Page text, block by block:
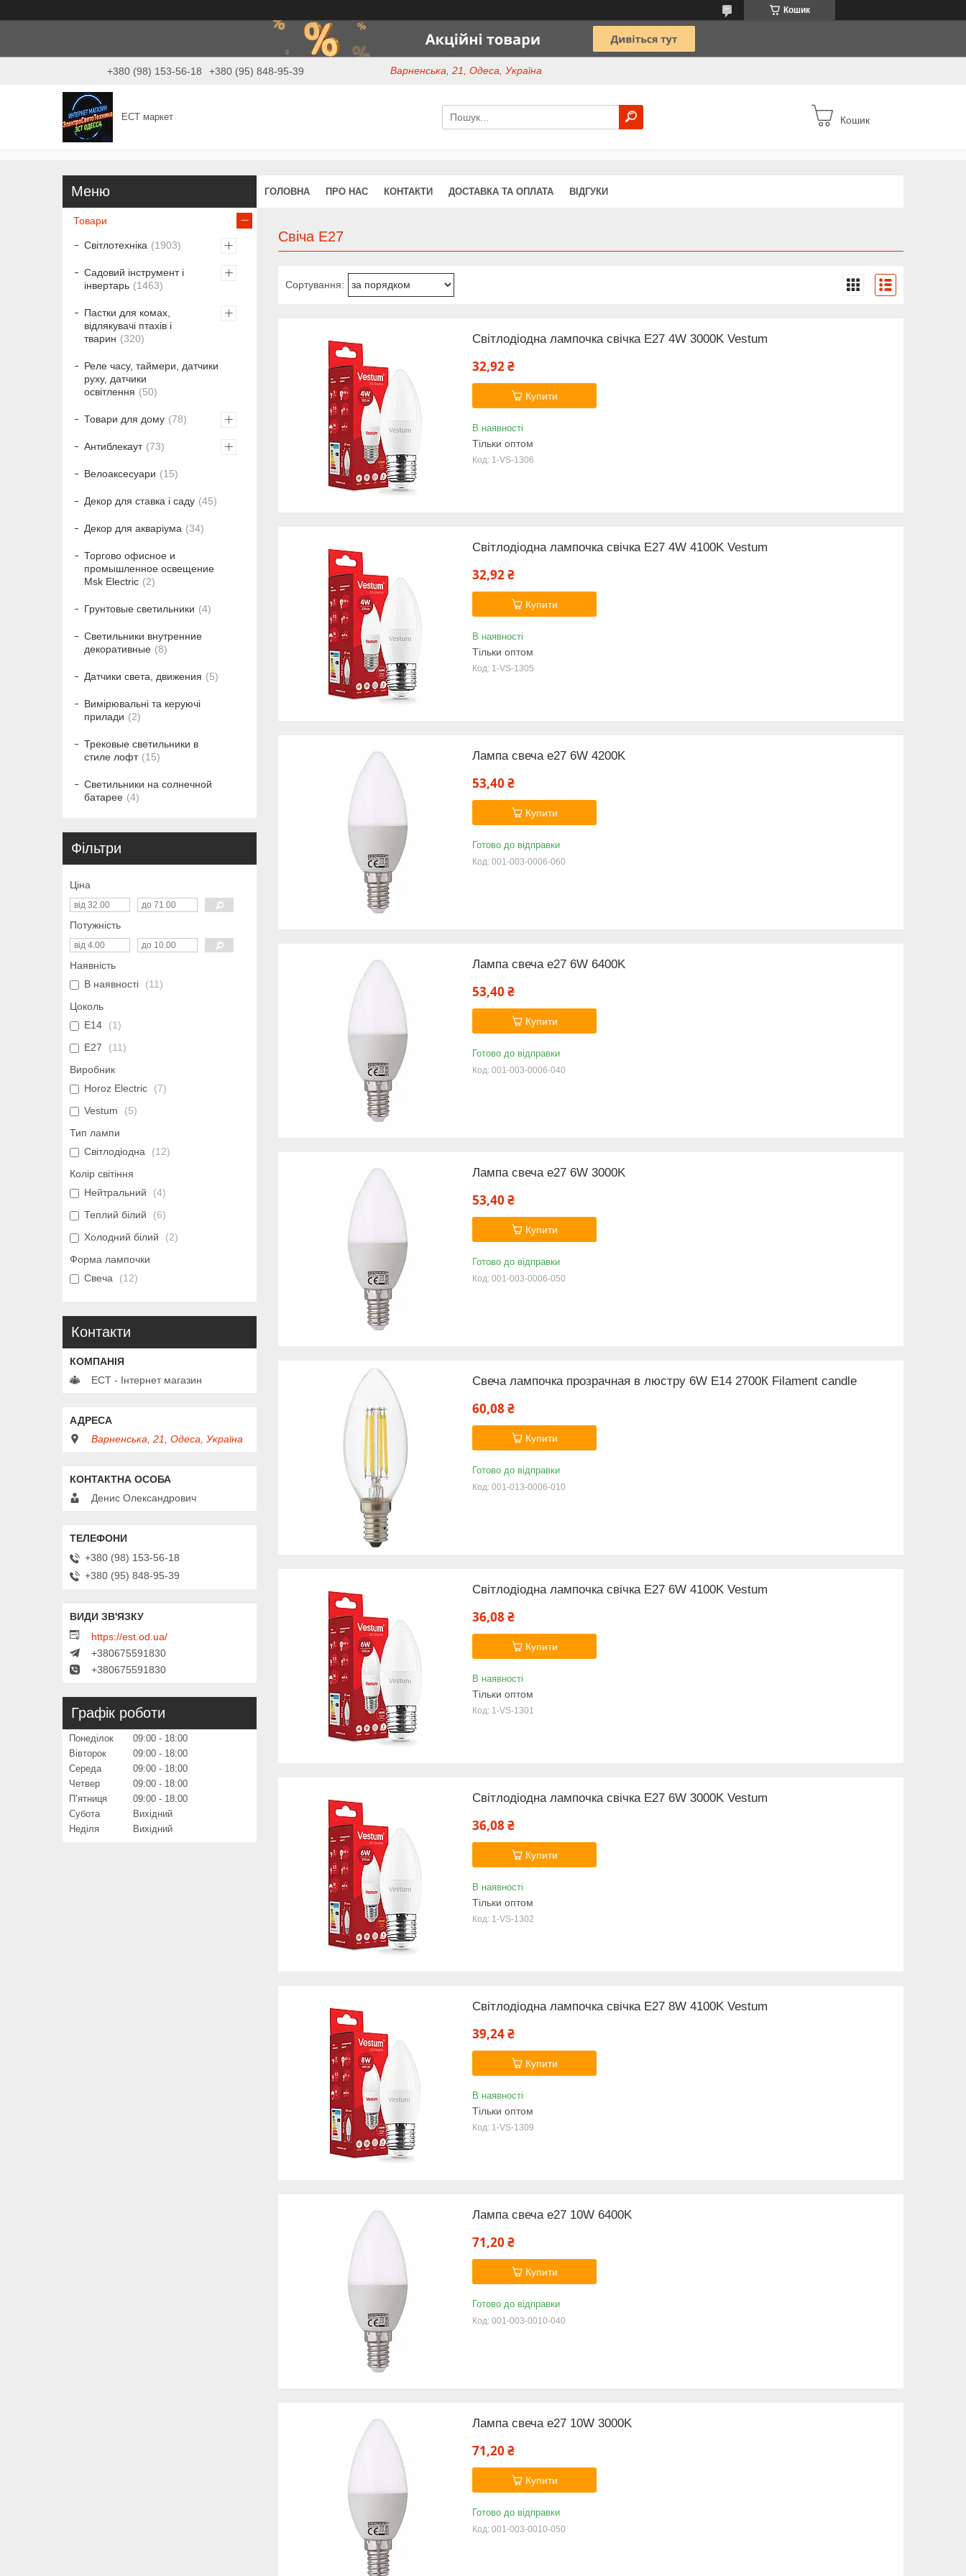
Кошик
+380 (98) 153-56-18 +380 (95) 848-95-39 Варненська, 21, Одеса, Україна
ЕСТ маркет Кошик
ГОЛОВНА ПРО НАС КОНТАКТИ ДОСТАВКА ТА ОПЛАТА ВІДГУКИ
Свіча Е27
Світлодіодна лампочка свічка E27 4W 3000K Vestum
32,92 ₴
Купити
В наявності
Тільки оптом
1-VS-1306
Світлодіодна лампочка свічка E27 4W 4100K Vestum
32,92 ₴
Купити
В наявності
Тільки оптом
1-VS-1305
Лампа свеча е27 6W 4200K
53,40 ₴
Купити
Готово до відправки
001-003-0006-060
Лампа свеча е27 6W 6400K
53,40 ₴
Купити
Готово до відправки
001-003-0006-040
Лампа свеча е27 6W 3000K
53,40 ₴
Купити
Готово до відправки
001-003-0006-050
Свеча лампочка прозрачная в люстру 6W Е14 2700К Filament candle
60,08 ₴
Купити
Готово до відправки
001-013-0006-010
Світлодіодна лампочка свічка E27 6W 4100K Vestum
36,08 ₴
Купити
В наявності
Тільки оптом
1-VS-1301
Світлодіодна лампочка свічка E27 6W 3000K Vestum
36,08 ₴
Купити
В наявності
Тільки оптом
1-VS-1302
Світлодіодна лампочка свічка E27 8W 4100K Vestum
39,24 ₴
Купити
В наявності
Тільки оптом
1-VS-1309
Лампа свеча е27 10W 6400K
71,20 ₴
Купити
Готово до відправки
001-003-0010-040
Лампа свеча е27 10W 3000K
71,20 ₴
Купити
Готово до відправки
001-003-0010-050
Товари
Світлотехніка 1903
Садовий інструмент і
інвертарь
1463
Пастки для комах,
відлякувачі птахів і
тварин
320
Реле часу, таймери, датчики
руху, датчики
освітлення
50
Товари для дому 78
Антиблекаут 73
Велоаксесуари 15
Декор для ставка і саду 45
Декор для акваріума 34
Торгово офисное и
промышленное освещение
Msk Electric
2
Грунтовые светильники 4
Светильники внутренние
декоративные
8
Датчики света, движения 5
Вимірювальні та керуючі
прилади
2
Трековые светильники в
стиле лофт
15
Светильники на солнечной
батарее
4
Фільтри
Ціна
Потужність
Наявність
В наявності
11
Цоколь
E14
1
E27
11
Виробник
Horoz Electric
7
Vestum
5
Тип лампи
Світлодіодна
12
Колір світіння
Нейтральний
4
Теплий білий
6
Холодний білий
2
Форма лампочки
Свеча
12
Контакти
ЕСТ - Інтернет магазин
Варненська, 21, Одеса, Україна
Денис Олександрович
+380 (98) 153-56-18
+380 (95) 848-95-39
https://est.od.ua/
+380675591830
+380675591830
Графік роботи
Понеділок 09:00
18:00
Вівторок
09:00
18:00
Середа
09:00
18:00
Четвер
09:00
18:00
Пʼятниця
09:00
18:00
Субота
Вихідний
Неділя
Вихідний